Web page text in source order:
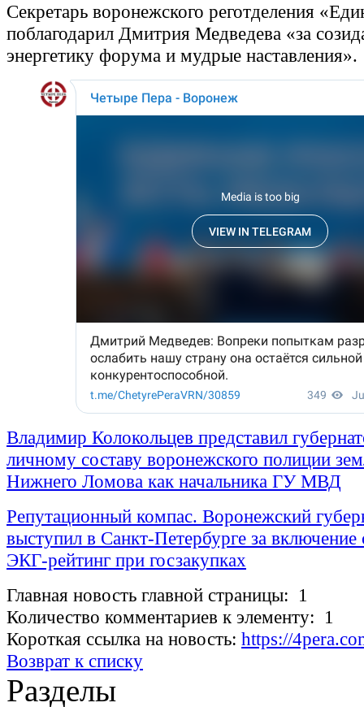
Секретарь воронежского реготделения
поблагодарил Дмитрия Медведева «за
энергетику форума и мудрые наставления».
Владимир Колокольцев представил
личному составу воронежского полиции
Нижнего Ломова как начальника ГУ МВД
Репутационный компас. Воронежский
выступил в Санкт-Петербурге за включение
ЭКГ-рейтинг при госзакупках
Главная новость главной страницы: 1
Количество комментариев к элементу: 1
Короткая ссылка на новость: https://
Возврат к списку
Разделы